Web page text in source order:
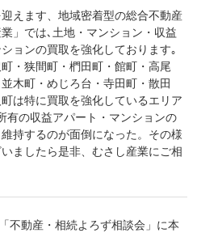
えます、地域密着型の総合不動産
」では､土地・マンション・収益
ョンの買取を強化しております｡
・狭間町・椚田町・館町・高尾
木町・めじろ台・寺田町・散田
は特に買取を強化しているエリア
有の収益アパート・マンションの
持するのが面倒になった。その様
ましたら是非、むさし産業にご相
不動産・相続よろず相談会」に本